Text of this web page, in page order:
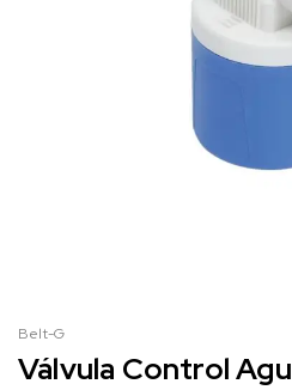
Belt-G
Válvula Control